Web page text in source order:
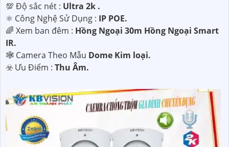
💯 Độ sắc nét : Ultra 2k .
⚛️ Công Nghệ Sử Dụng : IP POE.
🌈 Xem ban đêm : Hồng Ngoại 30m Hồng Ngoại Smart
IR.
🕸️ Camera Theo Mẫu Dome Kim loại.
️☣️ Ưu Điểm : Thu Âm.